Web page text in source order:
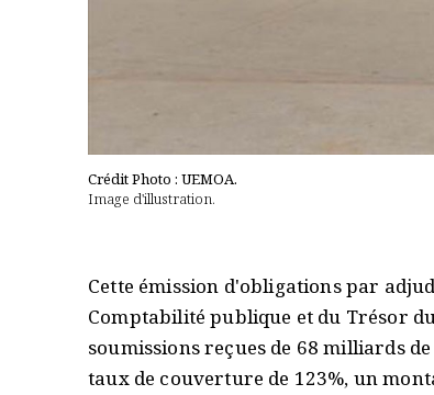
Crédit Photo : UEMOA.
Image d'illustration.
Cette émission d'obligations par
Comptabilité publique et du Trésor
soumissions reçues de 68 milliards
taux de couverture de 123%, un